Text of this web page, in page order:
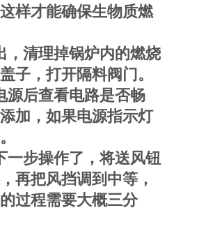
样才能确保生物质燃
，清理掉锅炉内的燃烧
子，打开隔料阀门。
源后查看电路是否畅
加，如果电源指示灯
一步操作了，将送风钮
再把风挡调到中等，
过程需要大概三分